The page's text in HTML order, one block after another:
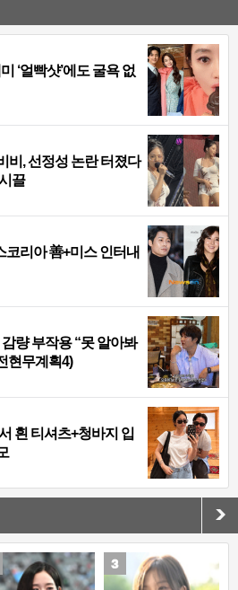
‘얼빡샷’에도 굴욕 없
, 선정성 논란 터졌다
끌
코리아 善+미스 인터내
량 부작용 “못 알아봐
현무계획4)
흰 티셔츠+청바지 입